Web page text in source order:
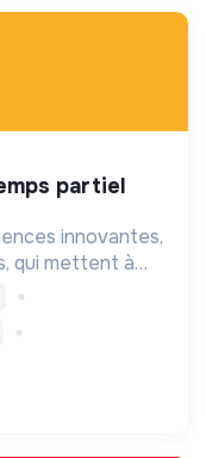
innovantes,
qui mettent à
créativité pour